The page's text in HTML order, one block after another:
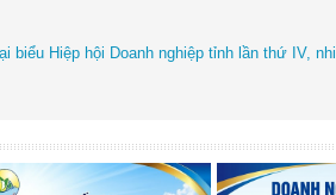
biểu Hiệp hội Doanh nghiệp tỉnh lần thứ IV,